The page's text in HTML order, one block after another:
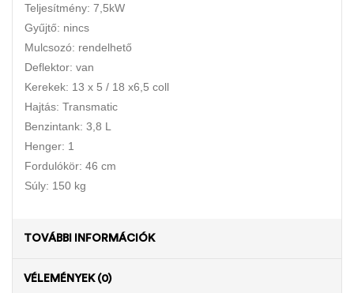
Teljesítmény: 7,5kW
Gyűjtő: nincs
Mulcsozó: rendelhető
Deflektor: van
Kerekek: 13 x 5 / 18 x6,5 coll
Hajtás: Transmatic
Benzintank: 3,8 L
Henger: 1
Fordulókör: 46 cm
Súly: 150 kg
TOVÁBBI INFORMÁCIÓK
VÉLEMÉNYEK (0)